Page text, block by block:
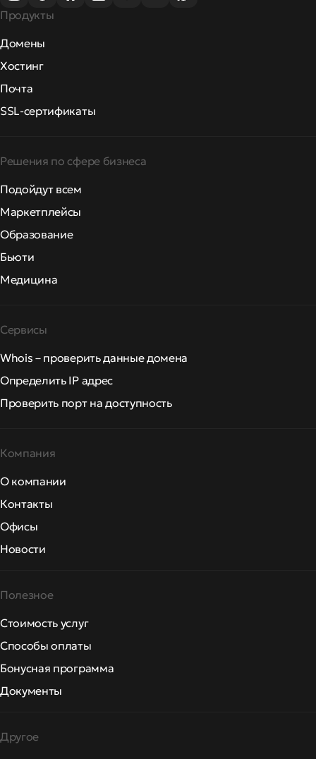
Продукты
Домены
Хостинг
Почта
SSL-сертификаты
Решения по сфере бизнеса
Подойдут всем
Маркетплейсы
Образование
Бьюти
Медицина
Сервисы
Whois – проверить данные домена
Определить IP адрес
Проверить порт на доступность
Компания
О компании
Контакты
Офисы
Новости
Полезное
Стоимость услуг
Способы оплаты
Бонусная программа
Документы
Другое